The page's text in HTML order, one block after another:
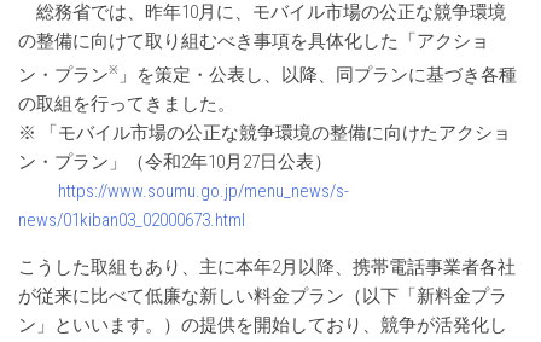
総務省では、昨年10月に、モバイル市場の公正な競争環境
の整備に向けて取り組むべき事項を具体化した「アクショ
ン・プラン※ 」を策定・公表し、以降、同プランに基づき各種
の取組を行ってきました。
※ 「モバイル市場の公正な競争環境の整備に向けたアクショ
ン・プラン」（令和2年10月27日公表）
https://www.soumu.go.jp/menu_news/s-
news/01kiban03_02000673.html
こうした取組もあり、主に本年2月以降、携帯電話事業者各社
が従来に比べて低廉な新しい料金プラン（以下「新料金プラ
ン」といいます。）の提供を開始しており、競争が活発化し